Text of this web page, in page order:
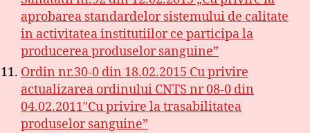
aprobarea standardelor sistemului de calitate
in activitatea institutiilor ce participa la
producerea produselor sanguine”
Ordin nr.30-0 din 18.02.2015 Cu privire
actualizarea ordinului CNTS nr 08-0 din
04.02.2011″Cu privire la trasabilitatea
produselor sanguine”